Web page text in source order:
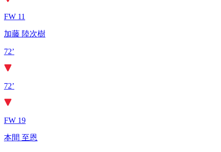
FW 11
加藤 陸次樹
72’
72’
FW 19
本間 至恩